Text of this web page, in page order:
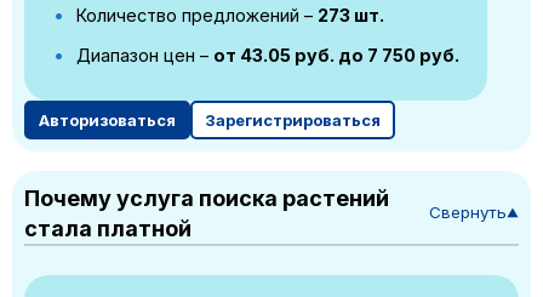
Количество предложений – 273 шт.
Диапазон цен – от 43.05 руб. до 7 750 руб.
Авторизоваться Зарегистрироваться
Почему услуга поиска растений
стала платной
Свернуть▼